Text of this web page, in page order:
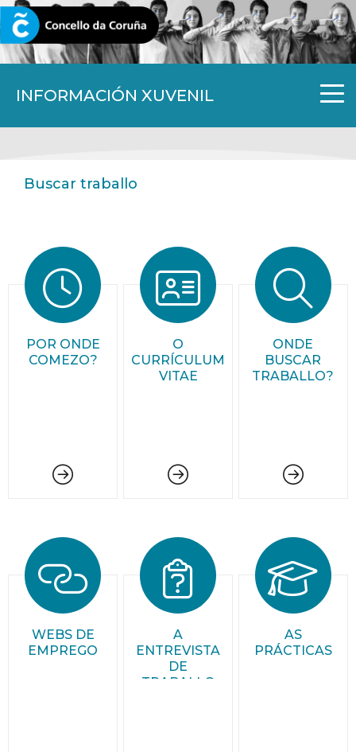
INFORMACIÓN XUVENIL
CORUNA.GAL
Buscar traballo
POR ONDE
COMEZO?
O
CURRÍCULUM
VITAE
ONDE
BUSCAR
TRABALLO?
WEBS DE
EMPREGO
A
ENTREVISTA
DE
TRABALLO
AS
PRÁCTICAS